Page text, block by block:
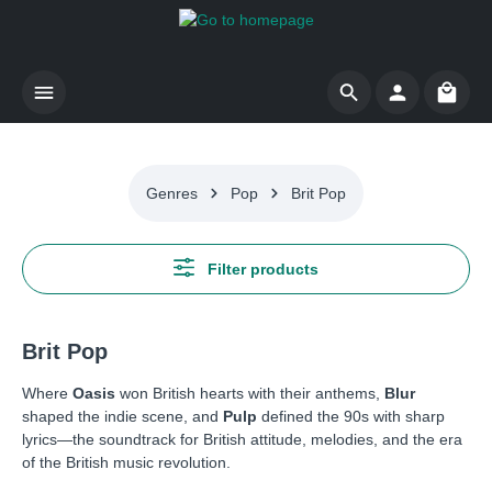
Genres Pop Brit Pop
Filter products
Brit Pop
Where Oasis won British hearts with their anthems, Blur
shaped the indie scene, and Pulp defined the 90s with sharp
lyrics—the soundtrack for British attitude, melodies, and the era
of the British music revolution.